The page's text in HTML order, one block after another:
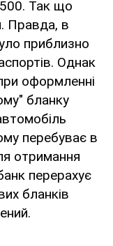
Так що
Правда, в
приблизно
Однак
оформленні
бланку
перебуває в
отримання
перерахує
бланків